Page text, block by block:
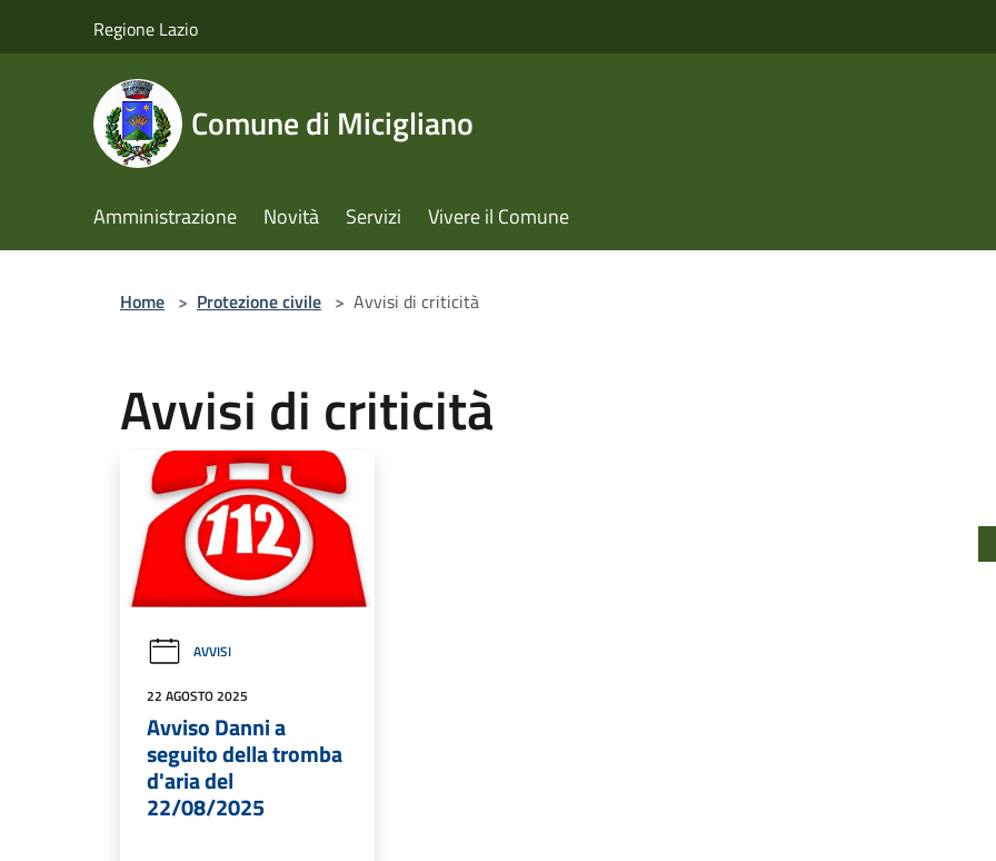
Regione Lazio
Comune di Micigliano
Amministrazione Novità Servizi Vivere il Comune
Home > Protezione civile > Avvisi di criticità
Avvisi di criticità
AVVISI
22 AGOSTO 2025
Avviso Danni a
seguito della tromba
d'aria del
22/08/2025